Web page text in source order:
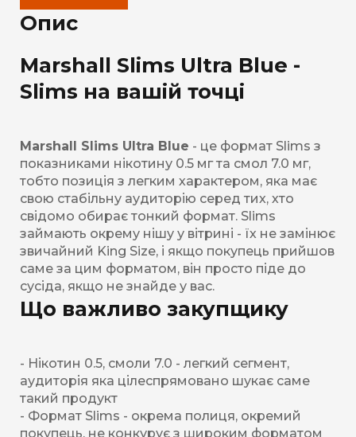
Опис
Marshall Slims Ultra Blue -
Slims на вашій точці
Marshall Slims Ultra Blue - це формат Slims з
показниками нікотину 0.5 мг та смол 7.0 мг,
тобто позиція з легким характером, яка має
свою стабільну аудиторію серед тих, хто
свідомо обирає тонкий формат. Slims
займають окрему нішу у вітрині - їх не замінює
звичайний King Size, і якщо покупець прийшов
саме за цим форматом, він просто піде до
сусіда, якщо не знайде у вас.
Що важливо закупщику
- Нікотин 0.5, смоли 7.0 - легкий сегмент,
аудиторія яка цілеспрямовано шукає саме
такий продукт
- Формат Slims - окрема полиця, окремий
покупець, не конкурує з широким форматом